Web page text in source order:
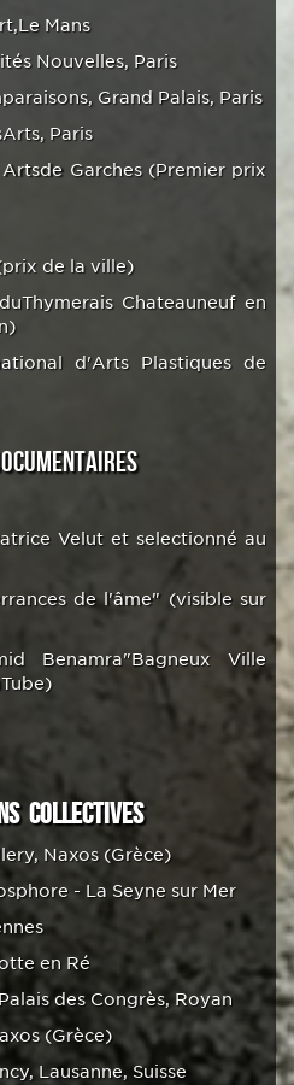
Mans
Nouvelles, Paris
Grand Palais, Paris
Paris
Garches (Premier prix
de la ville)
Chateauneuf en
d'Arts Plastiques de
Velut et selectionné au
de l'âme" (visible sur
Benamra"Bagneux Ville
COLLECTIVES
Naxos (Grèce)
- La Seyne sur Mer
en Ré
des Congrès, Royan
(Grèce)
Lausanne, Suisse